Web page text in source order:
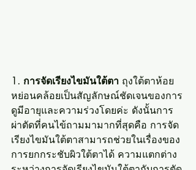
1. การจัดเรียงไขมันใต้ตา ถุงใต้ตาห้อย
หย่อนคล้อยเป็นสัญลักษณ์ชัดเจนของการ
ดูมีอายุและความร่วงโดยค่ะ ดังนั้นการ
ผ่าตัดที่คนไข้ถามมามากที่สุดคือ การจัด
เรียงไขมันใต้ตาสามารถช่วยในเรื่องของ
การยกกระชับผิวใต้ตาได้ ความแตกต่าง